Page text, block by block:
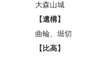
大森山城
【遺構】
曲輪、堀切
【比高】